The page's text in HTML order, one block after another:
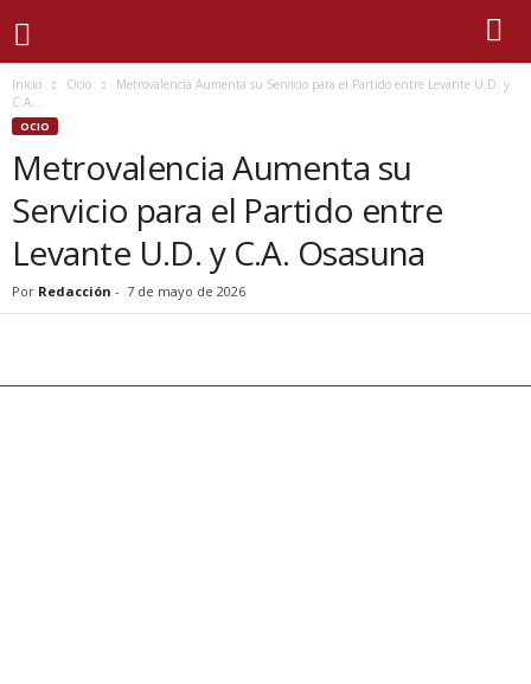
Inicio Ocio
Metrovalencia Aumenta su Servicio para el Partido entre Levante U.D. y
C.A....
OCIO
Metrovalencia Aumenta su
Servicio para el Partido entre
Levante U.D. y C.A. Osasuna
Por Redacción - 7 de mayo de 2026